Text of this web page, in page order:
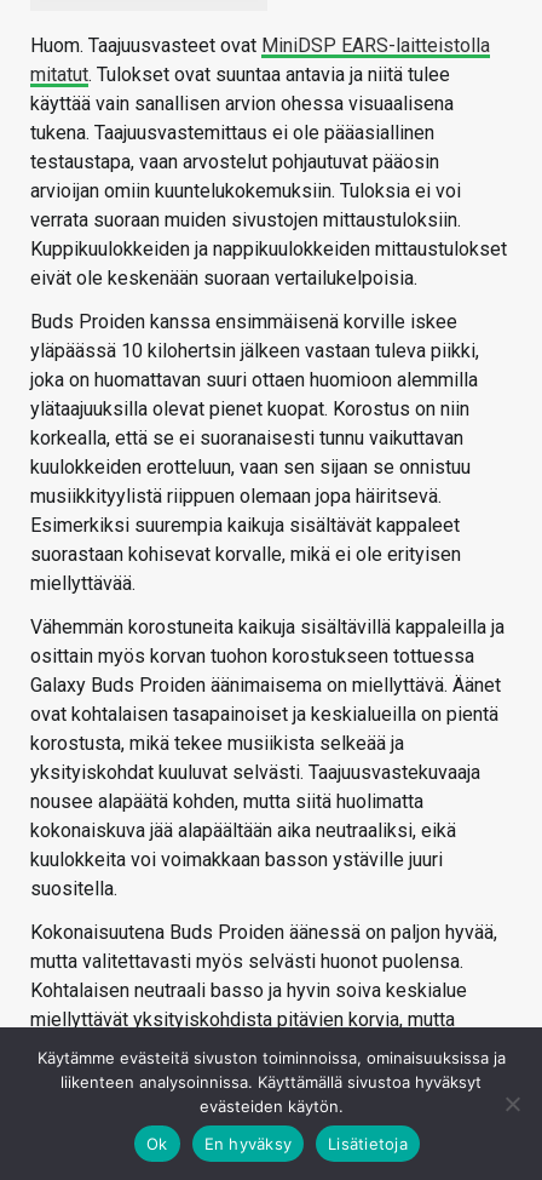
Huom. Taajuusvasteet ovat MiniDSP EARS-laitteistolla
mitatut. Tulokset ovat suuntaa antavia ja niitä tulee
käyttää vain sanallisen arvion ohessa visuaalisena
tukena. Taajuusvastemittaus ei ole pääasiallinen
testaustapa, vaan arvostelut pohjautuvat pääosin
arvioijan omiin kuuntelukokemuksiin. Tuloksia ei voi
verrata suoraan muiden sivustojen mittaustuloksiin.
Kuppikuulokkeiden ja nappikuulokkeiden mittaustulokset
eivät ole keskenään suoraan vertailukelpoisia.
Buds Proiden kanssa ensimmäisenä korville iskee
yläpäässä 10 kilohertsin jälkeen vastaan tuleva piikki,
joka on huomattavan suuri ottaen huomioon alemmilla
ylätaajuuksilla olevat pienet kuopat. Korostus on niin
korkealla, että se ei suoranaisesti tunnu vaikuttavan
kuulokkeiden erotteluun, vaan sen sijaan se onnistuu
musiikkityylistä riippuen olemaan jopa häiritsevä.
Esimerkiksi suurempia kaikuja sisältävät kappaleet
suorastaan kohisevat korvalle, mikä ei ole erityisen
miellyttävää.
Vähemmän korostuneita kaikuja sisältävillä kappaleilla ja
osittain myös korvan tuohon korostukseen tottuessa
Galaxy Buds Proiden äänimaisema on miellyttävä. Äänet
ovat kohtalaisen tasapainoiset ja keskialueilla on pientä
korostusta, mikä tekee musiikista selkeää ja
yksityiskohdat kuuluvat selvästi. Taajuusvastekuvaaja
nousee alapäätä kohden, mutta siitä huolimatta
kokonaiskuva jää alapäältään aika neutraaliksi, eikä
kuulokkeita voi voimakkaan basson ystäville juuri
suositella.
Kokonaisuutena Buds Proiden äänessä on paljon hyvää,
mutta valitettavasti myös selvästi huonot puolensa.
Kohtalaisen neutraali basso ja hyvin soiva keskialue
miellyttävät yksityiskohdista pitävien korvia, mutta
erityisesti voimakas korkeiden ylätaajuuksien korostus
voi musiikkityylistä riippuen kuulostaa epämukavalta.
Ohjelmistossa tarjolla olevat esiasetetut
taajuuskorjaimet eivät tilannetta myöskään kyenneet juuri
parantamaan, vaan ne muuttivat myös hyvin soivia alueita
Käytämme evästeitä sivuston toiminnoissa, ominaisuuksissa ja
liikenteen analysoinnissa. Käyttämällä sivustoa hyväksyt
evästeiden käytön.
Ok
En hyväksy Lisätietoja